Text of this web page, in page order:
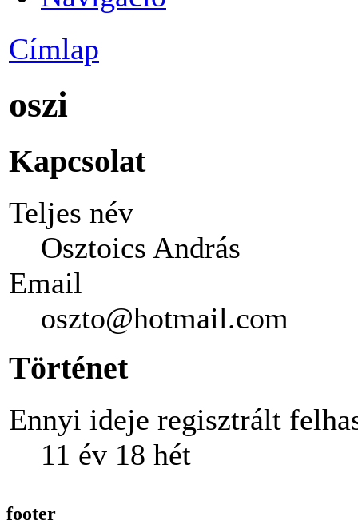
Címlap
oszi
Kapcsolat
Teljes név
Osztoics András
Email
oszto@hotmail.com
Történet
Ennyi ideje regisztrált
11 év 18 hét
footer